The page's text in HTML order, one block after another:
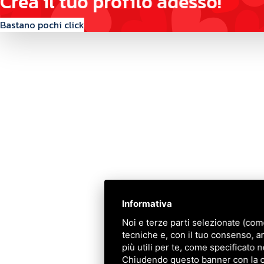
Informativa
Noi e terze parti selezionate
tecniche e, con il tuo consenso,
più utili per te, come specificato
Chiudendo questo banner con la
Bastano pochi click